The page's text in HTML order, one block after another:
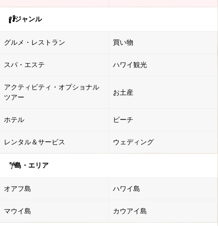
ジャンル
グルメ・レストラン 買い物
スパ・エステ ハワイ観光
アクティビティ・オプショナル
ツアー
お土産
ホテル ビーチ
レンタル＆サービス ウェディング
島・エリア
オアフ島 ハワイ島
マウイ島 カウアイ島